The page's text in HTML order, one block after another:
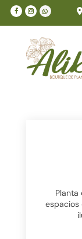
Planta
espacios